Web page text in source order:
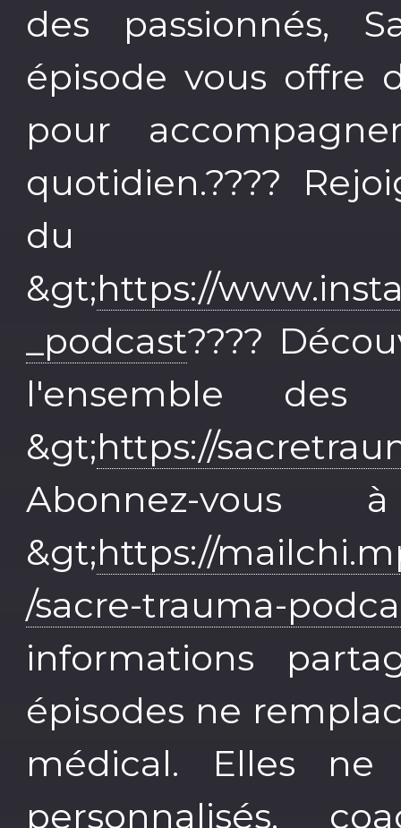
des passionnés,
épisode vous offre
pour
quotidien.????
du
&gt;https://
_podcast????
l'ensemble des
&gt;https://
Abonnez-vous
&gt;https://
/sacre-trauma-
informations
épisodes ne
médical. Elles
personnalisés,